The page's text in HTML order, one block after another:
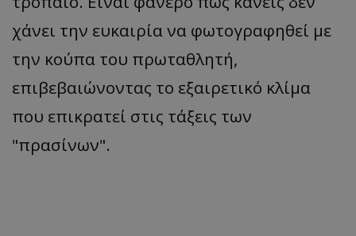
χάνει την ευκαιρία να φωτογραφηθεί με
την κούπα του πρωταθλητή,
επιβεβαιώνοντας το εξαιρετικό κλίμα
που επικρατεί στις τάξεις των
"πρασίνων".